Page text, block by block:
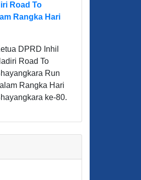
Road To
Rangka Hari
DPRD Inhil
Road To
Run
Rangka Hari
ke-80.